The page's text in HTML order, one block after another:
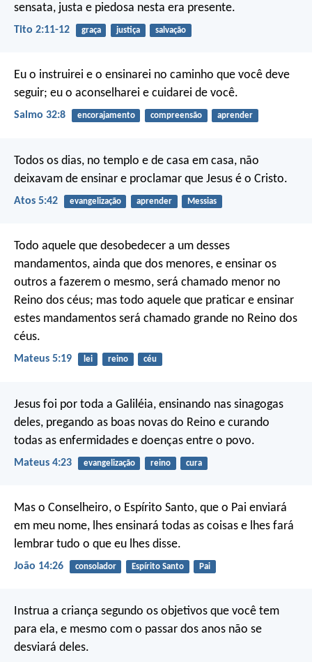
sensata, justa e piedosa nesta era presente.
Tito 2:11-12 graça justiça salvação
Eu o instruirei e o ensinarei no caminho que você deve
seguir; eu o aconselharei e cuidarei de você.
Salmo 32:8 encorajamento compreensão aprender
Todos os dias, no templo e de casa em casa, não
deixavam de ensinar e proclamar que Jesus é o Cristo.
Atos 5:42 evangelização aprender Messias
Todo aquele que desobedecer a um desses
mandamentos, ainda que dos menores, e ensinar os
outros a fazerem o mesmo, será chamado menor no
Reino dos céus; mas todo aquele que praticar e ensinar
estes mandamentos será chamado grande no Reino dos
céus.
Mateus 5:19 lei reino céu
Jesus foi por toda a Galiléia, ensinando nas sinagogas
deles, pregando as boas novas do Reino e curando
todas as enfermidades e doenças entre o povo.
Mateus 4:23 evangelização reino cura
Mas o Conselheiro, o Espírito Santo, que o Pai enviará
em meu nome, lhes ensinará todas as coisas e lhes fará
lembrar tudo o que eu lhes disse.
João 14:26 consolador Espírito Santo Pai
Instrua a criança segundo os objetivos que você tem
para ela, e mesmo com o passar dos anos não se
desviará deles.